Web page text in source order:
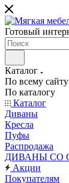
Готовый
Каталог
По всему сайту
По каталогу
Каталог
Диваны
Кресла
Пуфы
Распродажа
ДИВАНЫ СО
Акции
Покупателям